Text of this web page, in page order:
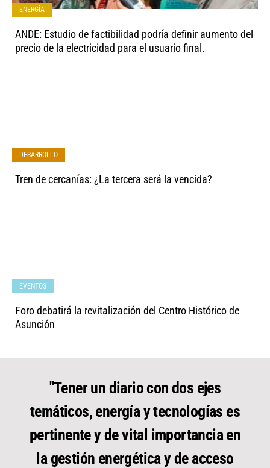
ANDE: Estudio de factibilidad podría definir aumento del
precio de la electricidad para el usuario final.
ENERGÍA
Tren de cercanías: ¿La tercera será la vencida?
DESARROLLO
Foro debatirá la revitalización del Centro Histórico de
Asunción
EVENTOS
"Tener un diario con dos ejes
temáticos, energía y tecnologías es
pertinente y de vital importancia en
la gestión energética y de acceso